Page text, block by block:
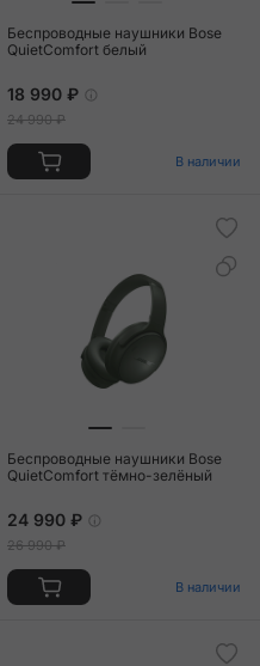
Беспроводные наушники Bose
QuietComfort белый
18 990 ₽
24 990 ₽
В наличии
Беспроводные наушники Bose
QuietComfort тёмно-зелёный
24 990 ₽
26 990 ₽
В наличии